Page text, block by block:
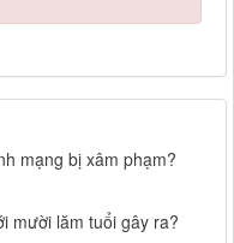
mạng bị xâm phạm?
mười lăm tuổi gây ra?